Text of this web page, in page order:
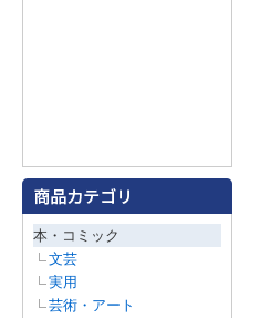
本・コミック
文芸
実用
芸術・アート